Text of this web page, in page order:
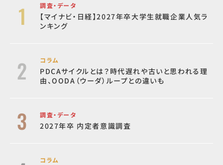
調査・データ
【マイナビ・日経】2027年卒大学生就職企業人気ラ
ンキング
コラム
PDCAサイクルとは？時代遅れや古いと思われる理
由、OODA（ウーダ）ループとの違いも
調査・データ
2027年卒 内定者意識調査
コラム